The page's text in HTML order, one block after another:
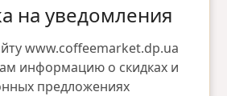
на уведомления
www.coffeemarket.dp.ua
информацию о скидках и
предложениях